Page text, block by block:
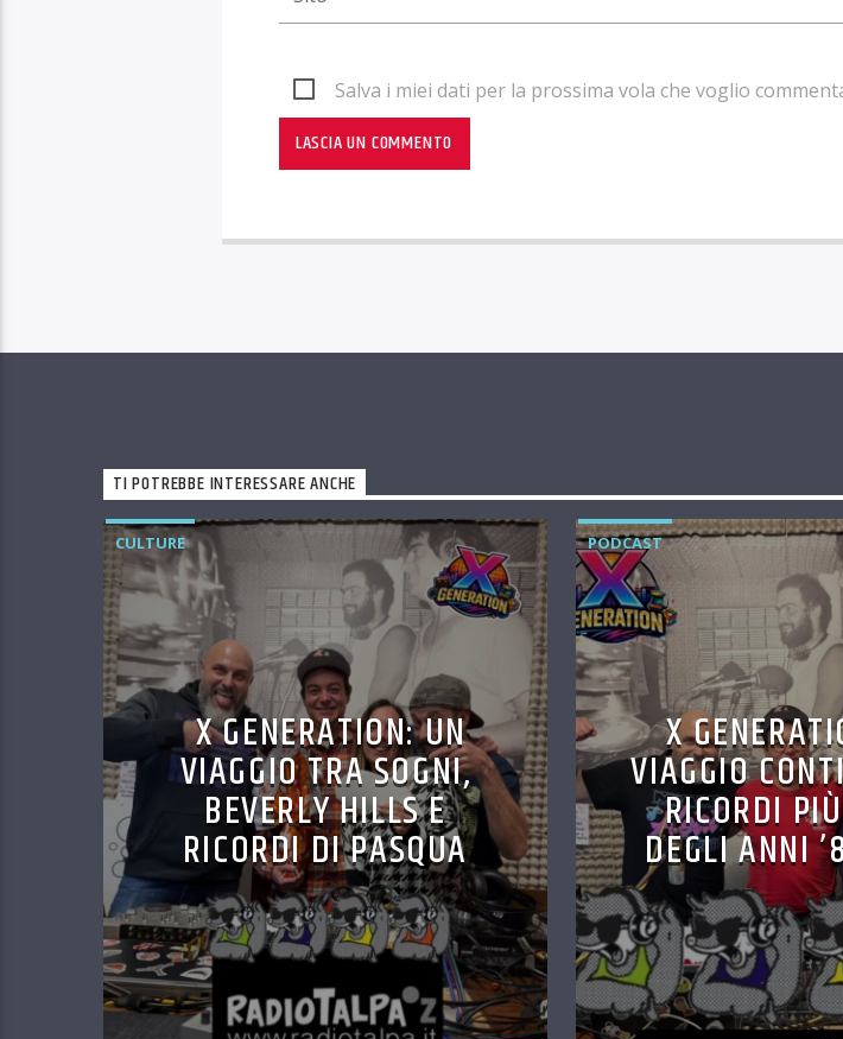
Salva i miei dati per la prossima vola che voglio
TI POTREBBE INTERESSARE ANCHE
CULTURE
X GENERATION: UN
VIAGGIO TRA SOGNI,
BEVERLY HILLS E
RICORDI DI PASQUA
PODCAST
X
VIAGGIO
RICORDI
DEGLI ANNI